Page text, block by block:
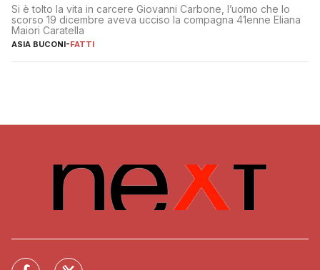
Si è tolto la vita in carcere Giovanni Carbone, l’uomo che lo
scorso 19 dicembre aveva ucciso la compagna 41enne Eliana
Maiori Caratella
ASIA BUCONI-FATTI